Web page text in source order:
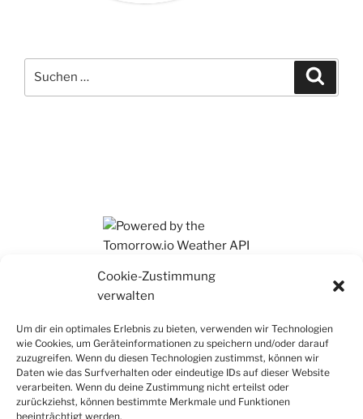
Cookie-Zustimmung
verwalten
Um dir ein optimales Erlebnis zu bieten, verwenden wir Technologien
wie Cookies, um Geräteinformationen zu speichern und/oder darauf
zuzugreifen. Wenn du diesen Technologien zustimmst, können wir
Daten wie das Surfverhalten oder eindeutige IDs auf dieser Website
verarbeiten. Wenn du deine Zustimmung nicht erteilst oder
zurückziehst, können bestimmte Merkmale und Funktionen
beeinträchtigt werden.
nach: